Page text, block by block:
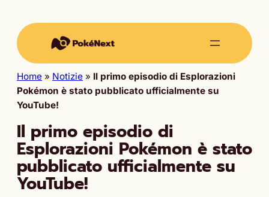
Home » Notizie » Il primo episodio di Esplorazioni
Pokémon è stato pubblicato ufficialmente su
YouTube!
Il primo episodio di
Esplorazioni Pokémon è stato
pubblicato ufficialmente su
YouTube!